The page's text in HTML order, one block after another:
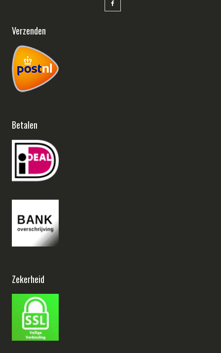
Verzenden
Betalen
Zekerheid